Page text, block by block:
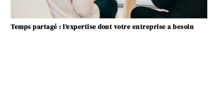
Temps partagé : l’expertise dont votre entreprise a besoin